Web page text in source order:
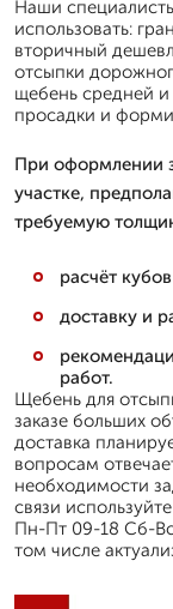
Наши
использовать:
вторичный
отсыпки
щебень средней
просадки и
При оформлении
участке,
требуемую
расчёт
доставку и
работ.
Щебень для
заказе больших
доставка
вопросам
необходимости
связи
Пн-Пт 09-18 Сб-Вс
том числе